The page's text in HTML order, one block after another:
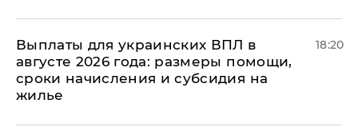
Выплаты для украинских ВПЛ в
августе 2026 года: размеры помощи,
сроки начисления и субсидия на
жилье
18:20